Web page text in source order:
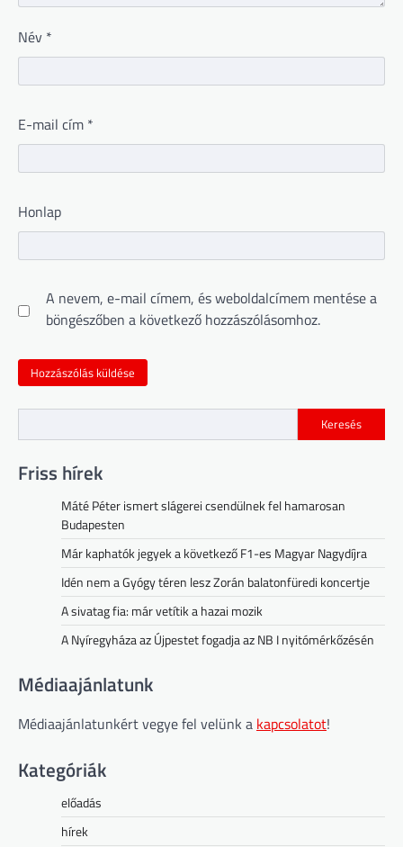
Név *
E-mail cím *
Honlap
A nevem, e-mail címem, és weboldalcímem mentése a
böngészőben a következő hozzászólásomhoz.
Keresés
Friss hírek
Máté Péter ismert slágerei csendülnek fel hamarosan
Budapesten
Már kaphatók jegyek a következő F1-es Magyar Nagydíjra
Idén nem a Gyógy téren lesz Zorán balatonfüredi koncertje
A sivatag fia: már vetítik a hazai mozik
A Nyíregyháza az Újpestet fogadja az NB I nyitómérkőzésén
Médiaajánlatunk
Médiaajánlatunkért vegye fel velünk a kapcsolatot!
Kategóriák
előadás
hírek